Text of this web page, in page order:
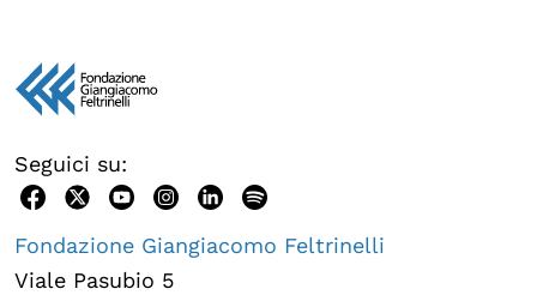
Seguici su:
Fondazione Giangiacomo Feltrinelli
Viale Pasubio 5